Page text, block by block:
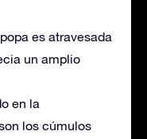
es atravesada
un amplio
en la
los cúmulos